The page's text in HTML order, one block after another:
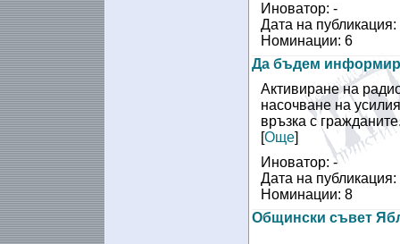
Иноватор: -
Дата на
Номинации: 6
Да бъдем
Активиране на
насочване на
връзка с
[Още]
Иноватор: -
Дата на
Номинации: 8
Общински съвет